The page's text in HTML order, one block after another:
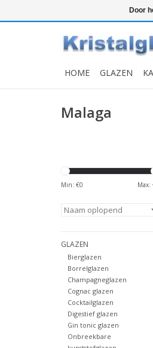
Snelle
HOME GLAZEN
Malaga
Min: €0 Max:
GLAZEN
Bierglazen
Borrelglazen
Champagneglazen
Cognac glazen
Cocktailglazen
Digestief glazen
Gin tonic glazen
Onbreekbare
Door